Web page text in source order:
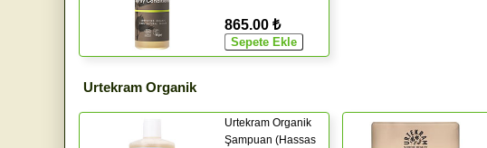
865.00 ₺
Urtekram Organik
Urtekram Organik
Şampuan (Hassas